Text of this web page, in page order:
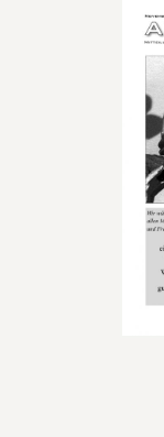
Infobrief
Kontakt
Förderung &